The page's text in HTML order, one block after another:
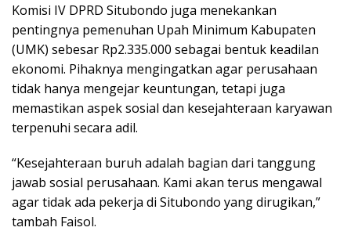
Komisi IV DPRD Situbondo juga menekankan
pentingnya pemenuhan Upah Minimum Kabupaten
(UMK) sebesar Rp2.335.000 sebagai bentuk keadilan
ekonomi. Pihaknya mengingatkan agar perusahaan
tidak hanya mengejar keuntungan, tetapi juga
memastikan aspek sosial dan kesejahteraan karyawan
terpenuhi secara adil.
“Kesejahteraan buruh adalah bagian dari tanggung
jawab sosial perusahaan. Kami akan terus mengawal
agar tidak ada pekerja di Situbondo yang dirugikan,”
tambah Faisol.